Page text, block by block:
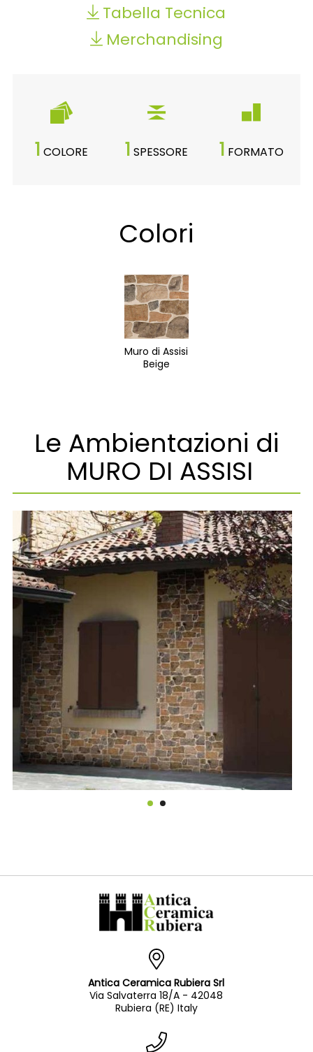
Tabella Tecnica
Merchandising
1 COLORE 1 SPESSORE 1 FORMATO
Colori
Muro di Assisi
Beige
Le Ambientazioni di
MURO DI ASSISI
Antica Ceramica Rubiera Srl
Via Salvaterra 18/A - 42048
Rubiera (RE) Italy